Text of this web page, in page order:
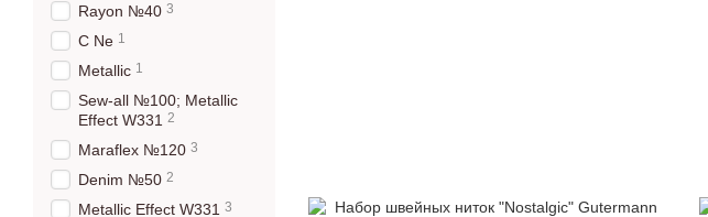
Rayon №40 3
C Ne 1
Metallic 1
Sew-all №100; Metallic
Effect W331 2
Maraflex №120 3
Denim №50 2
Metallic Effect W331 3